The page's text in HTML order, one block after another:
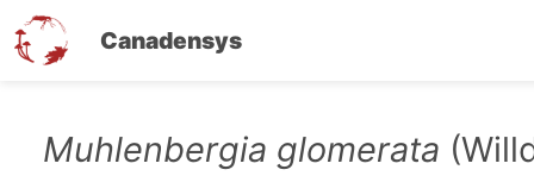
Canadensys
Muhlenbergia glomerata